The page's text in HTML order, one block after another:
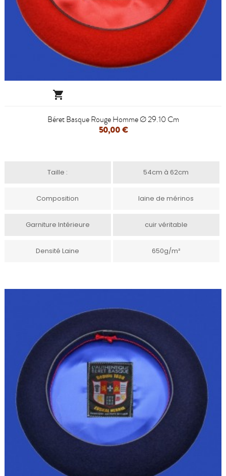

Béret Basque Rouge Homme Ø 29.10 Cm
50,00 €
Taille : 54cm à 62cm
Composition laine de mérinos
Garniture Intérieure cuir véritable
Densité Laine 650g/m²